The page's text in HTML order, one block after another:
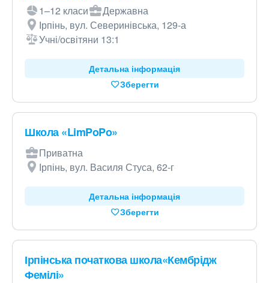
1–12 класи
Державна
Ірпінь, вул. Северинівська, 129-а
Учні/освітяни 13:1
Детальна інформація
Зберегти
Школа «LimPoPo»
Приватна
Ірпінь, вул. Василя Стуса, 62-г
Детальна інформація
Зберегти
Ірпінська початкова школа«Кембрідж
Фемілі»